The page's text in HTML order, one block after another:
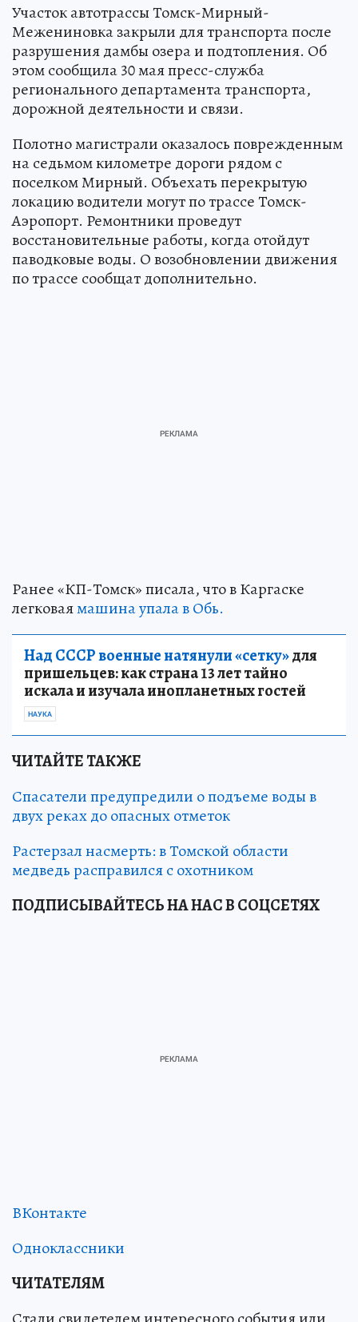
Участок автотрассы Томск-Мирный-
Межениновка закрыли для транспорта после
разрушения дамбы озера и подтопления. Об
этом сообщила 30 мая пресс-служба
регионального департамента транспорта,
дорожной деятельности и связи.
Полотно магистрали оказалось поврежденным
на седьмом километре дороги рядом с
поселком Мирный. Объехать перекрытую
локацию водители могут по трассе Томск-
Аэропорт. Ремонтники проведут
восстановительные работы, когда отойдут
паводковые воды. О возобновлении движения
по трассе сообщат дополнительно.
Ранее «КП-Томск» писала, что в Каргаске
легковаямашина упала в Обь.
Над СССР военные натянули «сетку»для
пришельцев: как страна 13 лет тайно
искала и изучала инопланетных гостей
НАУКА
ЧИТАЙТЕ ТАКЖЕ
Спасатели предупредили о подъеме воды в
двух реках до опасных отметок
Растерзал насмерть: в Томской области
медведь расправился с охотником
ПОДПИСЫВАЙТЕСЬ НА НАС В СОЦСЕТЯХ
ВКонтакте
Одноклассники
ЧИТАТЕЛЯМ